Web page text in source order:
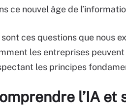
ce nouvel âge de
sont ces questions que nous
les entreprises
les principes
l’IA